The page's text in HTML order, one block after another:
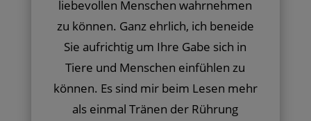
liebevollen Menschen wahrnehmen
zu können. Ganz ehrlich, ich beneide
Sie aufrichtig um Ihre Gabe sich in
Tiere und Menschen einfühlen zu
können. Es sind mir beim Lesen mehr
als einmal Tränen der Rührung